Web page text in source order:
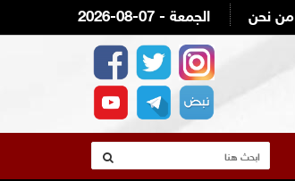
2026-08-07 - الجمعة من نحن